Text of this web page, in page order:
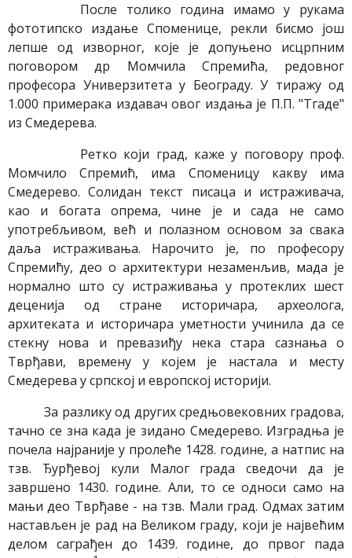
После толико година имамо у рукама
фототипско издање Споменице, рекли бисмо још
лепше од изворног, које је допуњено исцрпним
поговором др Момчила Спремића, редовног
професора Универзитета у Београду. У тиражу од
1.000 примерака издавач овог издања је П.П. "Тгаде"
из Смедерева.
Ретко који град, каже у поговору проф.
Момчило Спремић, има Споменицу какву има
Смедерево. Солидан текст писаца и истраживача,
као и богата опрема, чине је и сада не само
употребљивом, већ и полазном основом за свака
даља истраживања. Нарочито је, по професору
Спремићу, део о архитектури незаменљив, мада је
нормално што су истраживања у протеклих шест
деценија од стране историчара, археолога,
архитеката и историчара уметности учинила да се
стекну нова и превазиђу нека стара сазнања о
Тврђави, времену у којем је настала и месту
Смедерева у српској и европској историји.
За разлику од других средњовековних градова,
тачно се зна када је зидано Смедерево. Изградња је
почела најраније у пролеће 1428. године, а натпис на
тзв. Ђурђевој кули Малог града сведочи да је
завршено 1430. године. Али, то се односи само на
мањи део Тврђаве - на тзв. Мали град. Одмах затим
настављен је рад на Великом граду, који је највећим
делом саграђен до 1439. године, до првог пада